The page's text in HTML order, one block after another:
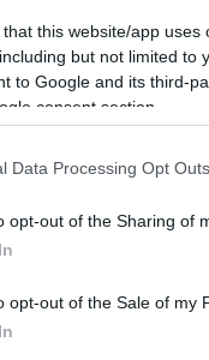
that this website/app
but not limited to
to Google and its third-
consent section.
Data Processing Opt Outs
opt-out of the Sharing of
opt-out of the Sale of my
BEJEGYZÉSEK: